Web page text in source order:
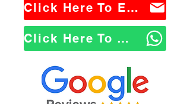
Click Here To Email Us
Click Here To WhatsApp Us